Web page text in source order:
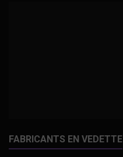
FABRICANTS EN VEDETTE